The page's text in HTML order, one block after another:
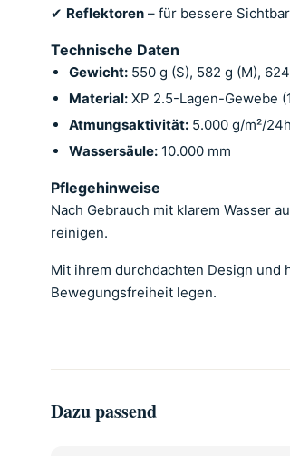
✔ Reflektoren – für bessere
Technische Daten
Gewicht: 550 g (S), 582 g (M),
Material: XP 2.5-Lagen-Gewebe
Atmungsaktivität: 5.000 g/m²/
Wassersäule: 10.000 mm
Pflegehinweise
Nach Gebrauch mit klarem Wasser
reinigen.
Mit ihrem durchdachten Design
Bewegungsfreiheit legen.
Dazu passend